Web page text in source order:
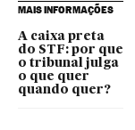
MAIS INFORMAÇÕES
A caixa preta
do STF: por que
o tribunal julga
o que quer
quando quer?